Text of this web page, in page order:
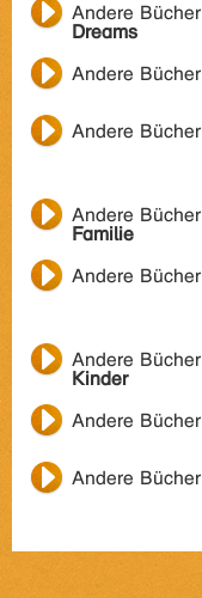
Andere
Dreams
Andere
Andere
Andere
Familie
Andere
Andere
Kinder
Andere
Andere